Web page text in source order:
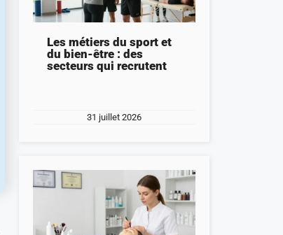
Les métiers du sport et
du bien-être : des
secteurs qui recrutent
31 juillet 2026